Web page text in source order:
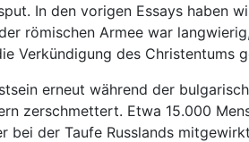
In den vorigen Essays
römischen Armee war
Verkündigung des
erneut während der
zerschmettert. Etwa 15.000
der Taufe Russlands